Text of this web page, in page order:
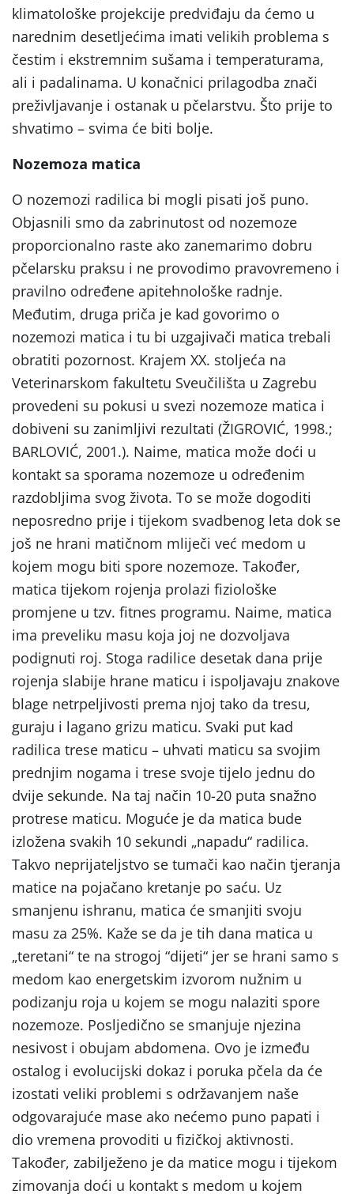
klimatološke projekcije predviđaju da ćemo u
narednim desetljećima imati velikih problema s
čestim i ekstremnim sušama i temperaturama,
ali i padalinama. U konačnici prilagodba znači
preživljavanje i ostanak u pčelarstvu. Što prije to
shvatimo – svima će biti bolje.
Nozemoza matica
O nozemozi radilica bi mogli pisati još puno.
Objasnili smo da zabrinutost od nozemoze
proporcionalno raste ako zanemarimo dobru
pčelarsku praksu i ne provodimo pravovremeno i
pravilno određene apitehnološke radnje.
Međutim, druga priča je kad govorimo o
nozemozi matica i tu bi uzgajivači matica trebali
obratiti pozornost. Krajem XX. stoljeća na
Veterinarskom fakultetu Sveučilišta u Zagrebu
provedeni su pokusi u svezi nozemoze matica i
dobiveni su zanimljivi rezultati (ŽIGROVIĆ, 1998.;
BARLOVIĆ, 2001.). Naime, matica može doći u
kontakt sa sporama nozemoze u određenim
razdobljima svog života. To se može dogoditi
neposredno prije i tijekom svadbenog leta dok se
još ne hrani matičnom mliječi već medom u
kojem mogu biti spore nozemoze. Također,
matica tijekom rojenja prolazi fiziološke
promjene u tzv. fitnes programu. Naime, matica
ima preveliku masu koja joj ne dozvoljava
podignuti roj. Stoga radilice desetak dana prije
rojenja slabije hrane maticu i ispoljavaju znakove
blage netrpeljivosti prema njoj tako da tresu,
guraju i lagano grizu maticu. Svaki put kad
radilica trese maticu – uhvati maticu sa svojim
prednjim nogama i trese svoje tijelo jednu do
dvije sekunde. Na taj način 10-20 puta snažno
protrese maticu. Moguće je da matica bude
izložena svakih 10 sekundi „napadu“ radilica.
Takvo neprijateljstvo se tumači kao način tjeranja
matice na pojačano kretanje po saću. Uz
smanjenu ishranu, matica će smanjiti svoju
masu za 25%. Kaže se da je tih dana matica u
„teretani“ te na strogoj “dijeti“ jer se hrani samo s
medom kao energetskim izvorom nužnim u
podizanju roja u kojem se mogu nalaziti spore
nozemoze. Posljedično se smanjuje njezina
nesivost i obujam abdomena. Ovo je između
ostalog i evolucijski dokaz i poruka pčela da će
izostati veliki problemi s održavanjem naše
odgovarajuće mase ako nećemo puno papati i
dio vremena provoditi u fizičkoj aktivnosti.
Također, zabilježeno je da matice mogu i tijekom
zimovanja doći u kontakt s medom u kojem